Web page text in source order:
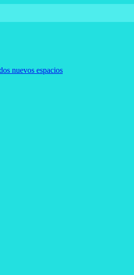
nuevos espacios